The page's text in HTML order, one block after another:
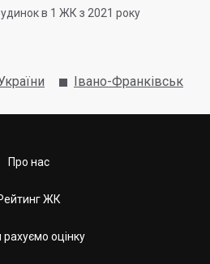
в 1 ЖК з 2021 року
Івано-Франківськ
Про нас
ЖК
рахуємо оцінку